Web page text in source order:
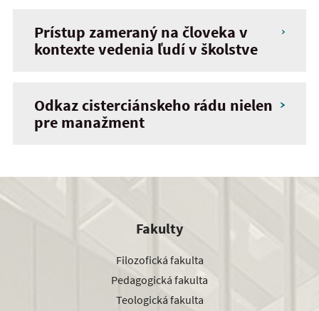
Prístup zameraný na človeka v
kontexte vedenia ľudí v školstve
Odkaz cisterciánskeho rádu nielen
pre manažment
Fakulty
Filozofická fakulta
Pedagogická fakulta
Teologická fakulta